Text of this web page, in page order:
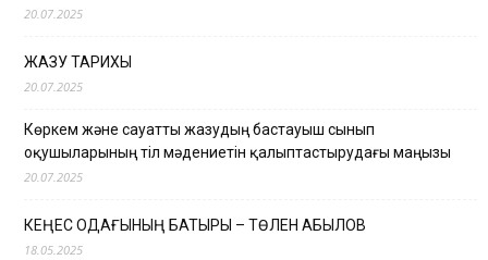
20.07.2025
ЖАЗУ ТАРИХЫ
20.07.2025
Көркем және сауатты жазудың бастауыш сынып
оқушыларының тіл мәдениетін қалыптастырудағы маңызы
20.07.2025
КЕҢЕС ОДАҒЫНЫҢ БАТЫРЫ – ТӨЛЕН ҚАБЫЛОВ
18.05.2025